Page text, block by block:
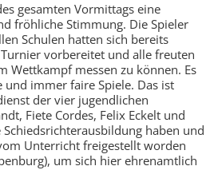
gesamten Vormittags eine
fröhliche Stimmung. Die Spieler
Schulen hatten sich bereits
vorbereitet und alle freuten
Wettkampf messen zu können. Es
und immer faire Spiele. Das ist
der vier jugendlichen
Fiete Cordes, Felix Eckelt und
Schiedsrichterausbildung haben und
Unterricht freigestellt worden
um sich hier ehrenamtlich